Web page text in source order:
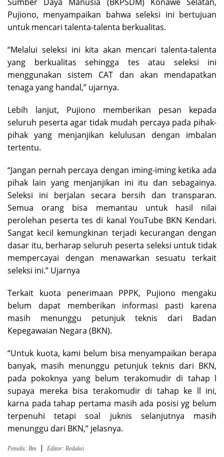
Pujiono, menyampaikan bahwa seleksi ini bertujuan
untuk mencari talenta-talenta berkualitas.
“Melalui seleksi ini kita akan mencari talenta-talenta
yang berkualitas sehingga tes atau seleksi ini
menggunakan sistem CAT dan akan mendapatkan
tenaga yang handal,” ujarnya.
Lebih lanjut, Pujiono memberikan pesan kepada
seluruh peserta agar tidak mudah percaya pada pihak-
pihak yang menjanjikan kelulusan dengan imbalan
tertentu.
“Jangan pernah percaya dengan iming-iming ketika ada
pihak lain yang menjanjikan ini itu dan sebagainya.
Seleksi ini berjalan secara bersih dan transparan.
Semua orang bisa memantau untuk hasil nilai
perolehan peserta tes di kanal YouTube BKN Kendari.
Sangat kecil kemungkinan terjadi kecurangan dengan
dasar itu, berharap seluruh peserta seleksi untuk tidak
mempercayai dengan menawarkan sesuatu terkait
seleksi ini.” Ujarnya
Terkait kuota penerimaan PPPK, Pujiono mengaku
belum dapat memberikan informasi pasti karena
masih menunggu petunjuk teknis dari Badan
Kepegawaian Negara (BKN).
“Untuk kuota, kami belum bisa menyampaikan berapa
banyak, masih menunggu petunjuk teknis dari BKN,
pada pokoknya yang belum terakomudir di tahap l
supaya mereka bisa terakomudir di tahap ke ll ini,
karna pada tahap pertama masih ada posisi yg belum
terpenuhi tetapi soal juknis selanjutnya masih
menunggu dari BKN,” jelasnya.
Penulis: Bm Editor: Redaksi